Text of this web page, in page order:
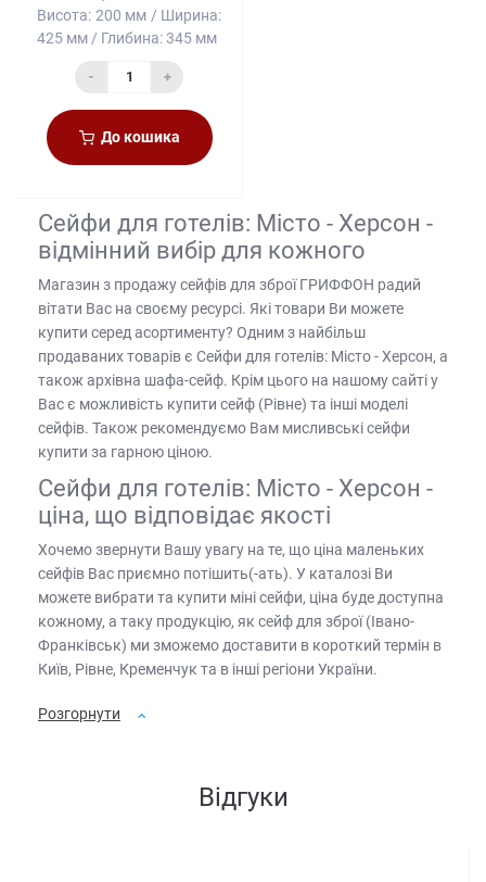
Висота: 200 мм
Ширина:
425 мм
Глибина:345 мм
- +
До кошика
Сейфи для готелів: Місто - Херсон -
відмінний вибір для кожного
Магазин з продажу сейфів для зброїГРИФФОН радий
вітати Вас на своєму ресурсі. Які товари Ви можете
купити серед асортименту? Одним з найбільш
продаваних товарів є Сейфи для готелів: Місто - Херсон, а
також архівна шафа-сейф. Крім цього на нашому сайті у
Вас є можливість купити сейф (Рівне) та інші моделі
сейфів. Також рекомендуємо Вам мисливські сейфи
купити за гарною ціною.
Сейфи для готелів: Місто - Херсон -
ціна, що відповідає якості
Хочемо звернути Вашу увагу на те, що ціна маленьких
сейфів Вас приємно потішить(-ать). У каталозі Ви
можете вибрати та купити міні сейфи, ціна буде доступна
кожному, а таку продукцію, як сейф для зброї (Івано-
Франківськ) ми зможемо доставити в короткий термін в
Київ, Рівне, Кременчук та в інші регіони України.
Розгорнути
Відгуки